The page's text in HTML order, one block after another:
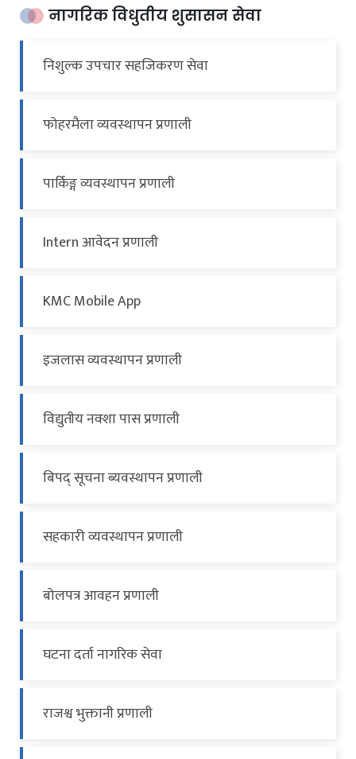
नागरिक विधुतीय शुसासन सेवा
निशुल्क उपचार सहजिकरण सेवा
फोहरमैला व्यवस्थापन प्रणाली
पार्किङ्ग व्यवस्थापन प्रणाली
Intern आवेदन प्रणाली
KMC Mobile App
इजलास व्यवस्थापन प्रणाली
विद्युतीय नक्शा पास प्रणाली
बिपद् सूचना ब्यवस्थापन प्रणाली
सहकारी व्यवस्थापन प्रणाली
बोलपत्र आवहन प्रणाली
घटना दर्ता नागरिक सेवा
राजश्व भुक्तानी प्रणाली